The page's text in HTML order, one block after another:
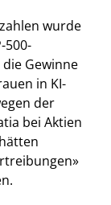
wurde
500-
Gewinne
in KI-
der
bei Aktien